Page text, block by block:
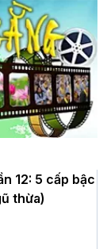
12: 5 cấp bậc
thừa)